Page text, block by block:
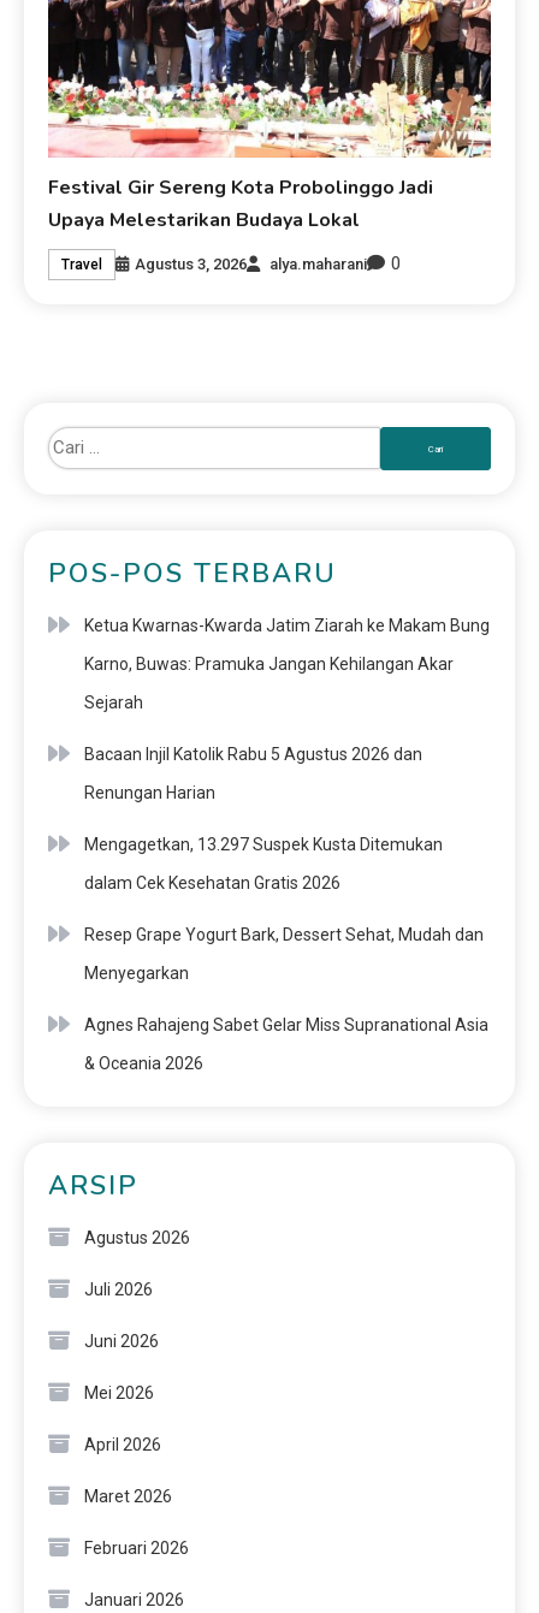
Festival Gir Sereng Kota Probolinggo Jadi
Upaya Melestarikan Budaya Lokal
Travel Agustus 3, 2026 alya.maharani 0
POS-POS TERBARU
Ketua Kwarnas-Kwarda Jatim Ziarah ke Makam Bung
Karno, Buwas: Pramuka Jangan Kehilangan Akar
Sejarah
Bacaan Injil Katolik Rabu 5 Agustus 2026 dan
Renungan Harian
Mengagetkan, 13.297 Suspek Kusta Ditemukan
dalam Cek Kesehatan Gratis 2026
Resep Grape Yogurt Bark, Dessert Sehat, Mudah dan
Menyegarkan
Agnes Rahajeng Sabet Gelar Miss Supranational Asia
& Oceania 2026
ARSIP
Agustus 2026
Juli 2026
Juni 2026
Mei 2026
April 2026
Maret 2026
Februari 2026
Januari 2026